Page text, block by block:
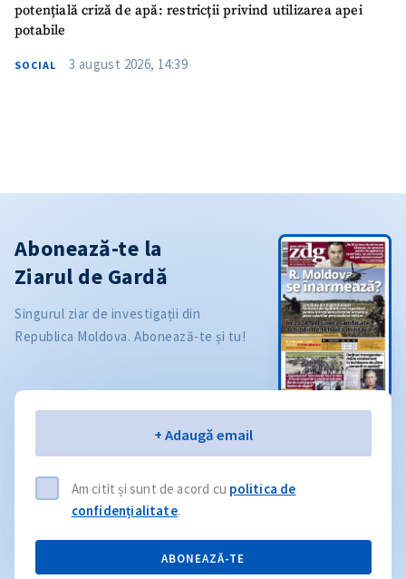
potențială criză de apă: restricții privind utilizarea apei
potabile
SOCIAL 3 august 2026, 14:39
Abonează-te la
Ziarul de Gardă
Singurul ziar de investigații din
Republica Moldova. Abonează-te și tu!
+ Adaugă email
Am citit și sunt de acord cu politica de
confidențialitate.
ABONEAZĂ-TE